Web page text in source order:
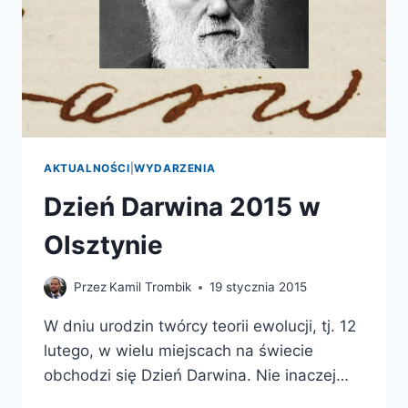
AKTUALNOŚCI |WYDARZENIA
Dzień Darwina 2015 w
Olsztynie
Przez Kamil Trombik 19 stycznia 2015
W dniu urodzin twórcy teorii ewolucji, tj. 12
lutego, w wielu miejscach na świecie
obchodzi się Dzień Darwina. Nie inaczej…